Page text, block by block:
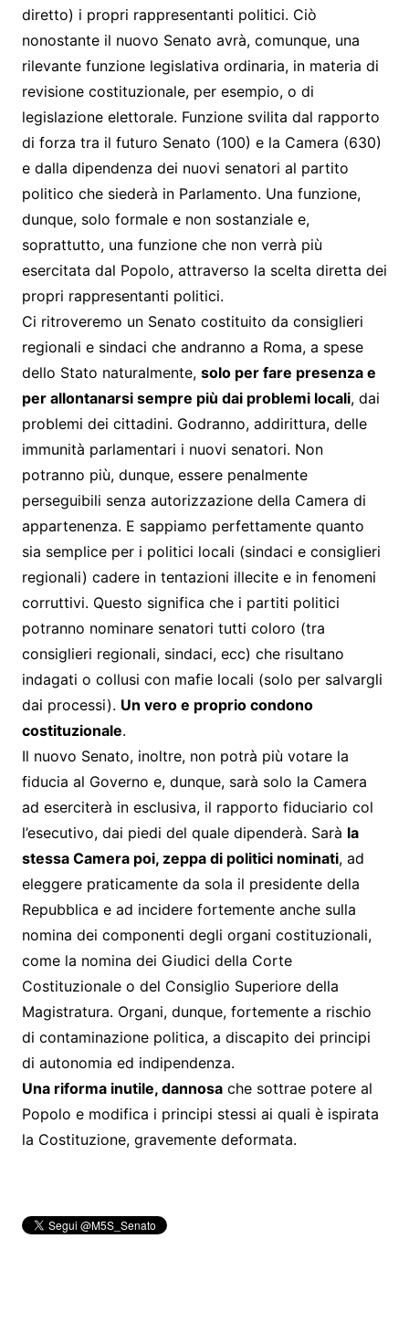
diretto) i propri rappresentanti politici. Ciò
nonostante il nuovo Senato avrà, comunque, una
rilevante funzione legislativa ordinaria, in materia di
revisione costituzionale, per esempio, o di
legislazione elettorale. Funzione svilita dal rapporto
di forza tra il futuro Senato (100) e la Camera (630)
e dalla dipendenza dei nuovi senatori al partito
politico che siederà in Parlamento. Una funzione,
dunque, solo formale e non sostanziale e,
soprattutto, una funzione che non verrà più
esercitata dal Popolo, attraverso la scelta diretta dei
propri rappresentanti politici.
Ci ritroveremo un Senato costituito da consiglieri
regionali e sindaci che andranno a Roma, a spese
dello Stato naturalmente, solo per fare presenza e
per allontanarsi sempre più dai problemi locali, dai
problemi dei cittadini. Godranno, addirittura, delle
immunità parlamentari i nuovi senatori. Non
potranno più, dunque, essere penalmente
perseguibili senza autorizzazione della Camera di
appartenenza. E sappiamo perfettamente quanto
sia semplice per i politici locali (sindaci e consiglieri
regionali) cadere in tentazioni illecite e in fenomeni
corruttivi. Questo significa che i partiti politici
potranno nominare senatori tutti coloro (tra
consiglieri regionali, sindaci, ecc) che risultano
indagati o collusi con mafie locali (solo per salvargli
dai processi). Un vero e proprio condono
costituzionale.
Il nuovo Senato, inoltre, non potrà più votare la
fiducia al Governo e, dunque, sarà solo la Camera
ad eserciterà in esclusiva, il rapporto fiduciario col
l’esecutivo, dai piedi del quale dipenderà. Sarà la
stessa Camera poi, zeppa di politici nominati, ad
eleggere praticamente da sola il presidente della
Repubblica e ad incidere fortemente anche sulla
nomina dei componenti degli organi costituzionali,
come la nomina dei Giudici della Corte
Costituzionale o del Consiglio Superiore della
Magistratura. Organi, dunque, fortemente a rischio
di contaminazione politica, a discapito dei principi
di autonomia ed indipendenza.
Una riforma inutile, dannosache sottrae potere al
Popolo e modifica i principi stessi ai quali è ispirata
la Costituzione, gravemente deformata.